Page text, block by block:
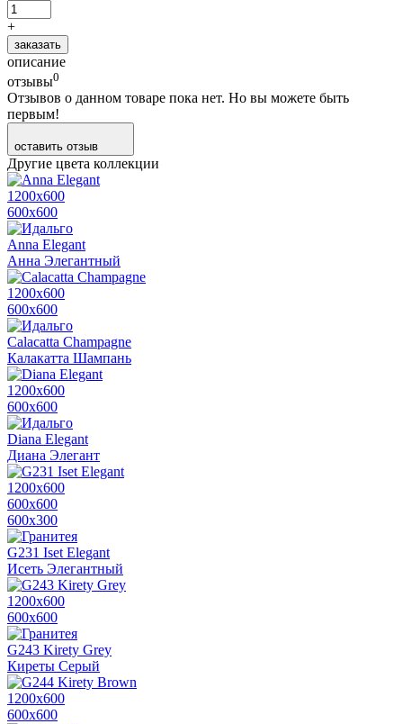
+
заказать
описание
отзывы0
Отзывов о данном товаре пока нет. Но вы можете быть
первым!
оставить отзыв
Другие цвета коллекции
1200х600
600х600
Anna Elegant
Анна Элегантный
1200х600
600х600
Calacatta Champagne
Калакатта Шампань
1200х600
600х600
Diana Elegant
Диана Элегант
1200х600
600х600
600x300
G231 Iset Elegant
Исеть Элегантный
1200х600
600х600
G243 Kirety Grey
Киреты Серый
1200х600
600х600